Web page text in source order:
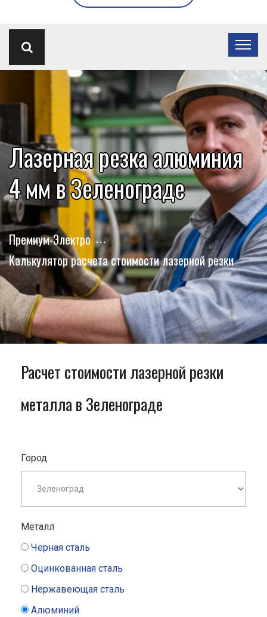
Лазерная резка алюминия
4 мм в Зеленограде
Премиум-Электро
Калькулятор расчета стоимости лазерной резки
Расчет стоимости лазерной резки
металла в Зеленограде
Город
Металл
Черная сталь
Оцинкованная сталь
Нержавеющая сталь
Алюминий